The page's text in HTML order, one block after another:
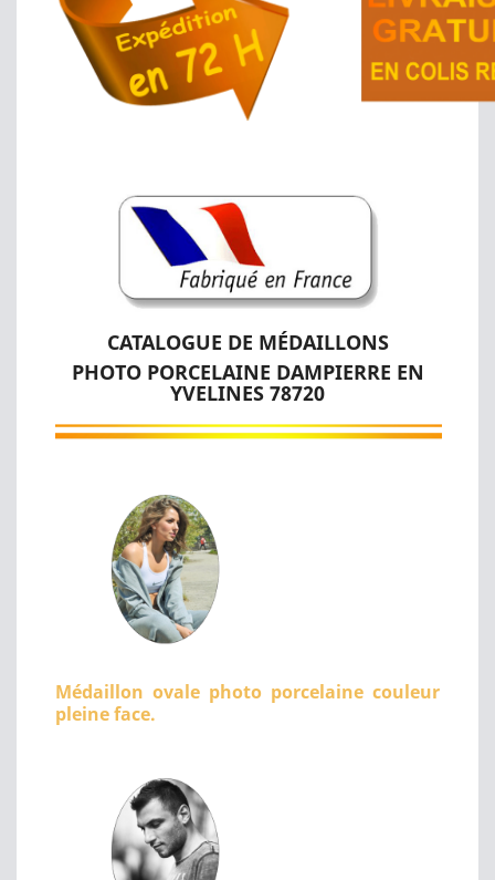
CATALOGUE DE MÉDAILLONS
PHOTO PORCELAINE DAMPIERRE EN
YVELINES 78720
Médaillon ovale photo porcelaine couleur
pleine face.